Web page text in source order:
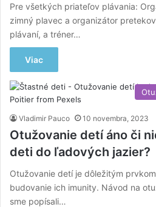
Pre všetkých priateľov plávania:
zimný plavec a organizátor
plávaní, a tréner…
Viac
Vladimir Pauco 10 novembra, 2023
Otužovanie detí áno či
deti do ľadových jazier?
Otužovanie detí je dôležitým
budovanie ich imunity. Návod na
sme popísali…